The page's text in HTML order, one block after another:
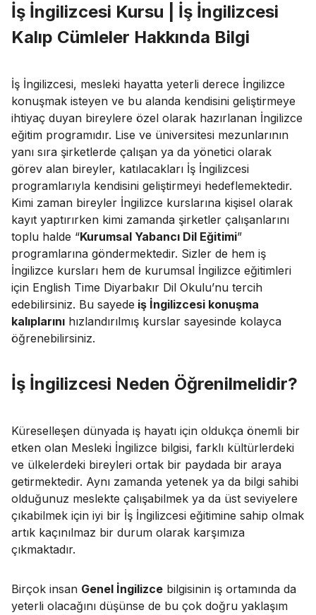
İş İngilizcesi Kursu | İş İngilizcesi
Kalıp Cümleler Hakkında Bilgi
İş İngilizcesi, mesleki hayatta yeterli derece İngilizce
konuşmak isteyen ve bu alanda kendisini geliştirmeye
ihtiyaç duyan bireylere özel olarak hazırlanan İngilizce
eğitim programıdır. Lise ve üniversitesi mezunlarının
yanı sıra şirketlerde çalışan ya da yönetici olarak
görev alan bireyler, katılacakları İş İngilizcesi
programlarıyla kendisini geliştirmeyi hedeflemektedir.
Kimi zaman bireyler İngilizce kurslarına kişisel olarak
kayıt yaptırırken kimi zamanda şirketler çalışanlarını
toplu halde “Kurumsal Yabancı Dil Eğitimi”
programlarına göndermektedir. Sizler de hem iş
İngilizce kursları hem de kurumsal İngilizce eğitimleri
için English Time Diyarbakır Dil Okulu’nu tercih
edebilirsiniz. Bu sayede iş İngilizcesi konuşma
kalıplarını hızlandırılmış kurslar sayesinde kolayca
öğrenebilirsiniz.
İş İngilizcesi Neden Öğrenilmelidir?
Küreselleşen dünyada iş hayatı için oldukça önemli bir
etken olan Mesleki İngilizce bilgisi, farklı kültürlerdeki
ve ülkelerdeki bireyleri ortak bir paydada bir araya
getirmektedir. Aynı zamanda yetenek ya da bilgi sahibi
olduğunuz meslekte çalışabilmek ya da üst seviyelere
çıkabilmek için iyi bir İş İngilizcesi eğitimine sahip olmak
artık kaçınılmaz bir durum olarak karşımıza
çıkmaktadır.
Birçok insan Genel İngilizce bilgisinin iş ortamında da
yeterli olacağını düşünse de bu çok doğru yaklaşım